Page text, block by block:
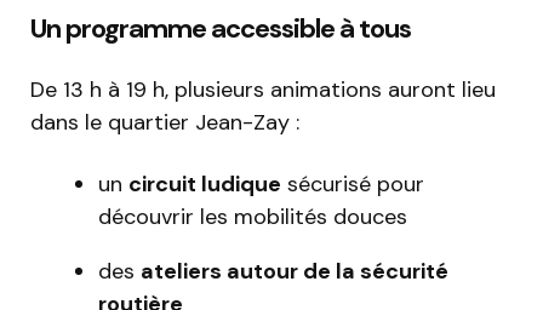
Un programme accessible à tous
De 13 h à 19 h, plusieurs animations auront lieu
dans le quartier Jean-Zay :
un circuit ludique sécurisé pour
découvrir les mobilités douces
des ateliers autour de la sécurité